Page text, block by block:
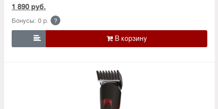
1 890 руб.
Бонусы: 0 р. ?
